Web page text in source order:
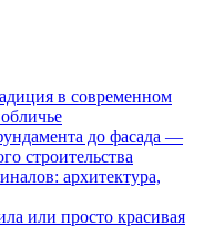
в современном
до фасада —
строительства
архитектура,
или просто красивая